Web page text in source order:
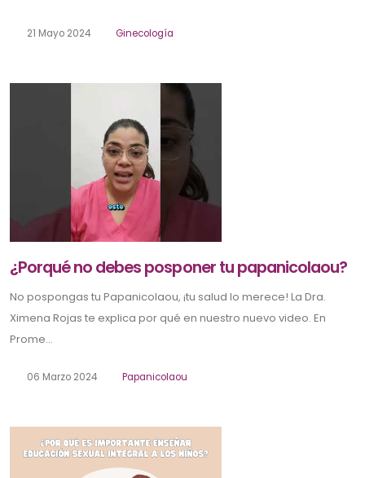
21 Mayo 2024 Ginecología
¿Porqué no debes posponer tu papanicolaou?
No pospongas tu Papanicolaou, ¡tu salud lo merece! La Dra.
Ximena Rojas te explica por qué en nuestro nuevo video. En
Prome...
06 Marzo 2024 Papanicolaou